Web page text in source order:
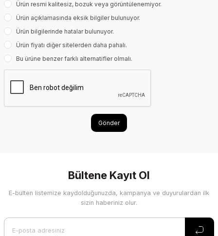
Ürün resmi kalitesiz, bozuk veya görüntülenemiyor.
Ürün açıklamasında eksik bilgiler bulunuyor.
Ürün bilgilerinde hatalar bulunuyor.
Ürün fiyatı diğer sitelerden daha pahalı.
Bu ürüne benzer farklı alternatifler olmalı.
Gönder
Bültene Kayıt Ol
E-bülten listemize kaydolduğunuzda, kampanya ve duyurulardan ilk
sizin haberiniz olur.